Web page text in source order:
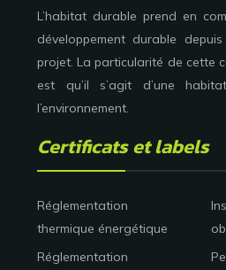
L’habitat durable prend en
développement durable
projet. La particularité de cette
est qu’il s’agit d’une
l’environnement.
Certificats et labels
Réglementation
thermique énergétique
Réglementation